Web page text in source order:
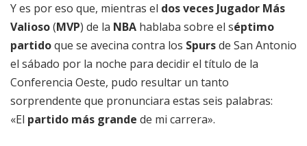
Y es por eso que, mientras el dos veces Jugador Más
Valioso(MVP) de la NBA hablaba sobre el séptimo
partidoque se avecina contra los Spursde San Antonio
el sábado por la noche para decidir el título de la
Conferencia Oeste, pudo resultar un tanto
sorprendente que pronunciara estas seis palabras:
«El partido más grande de mi carrera».